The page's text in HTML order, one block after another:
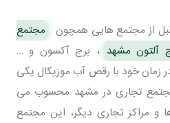
از مجتمع هایی همچون
مجتمع
آلتون مشهد ، برج آکسون و …
زمان خود با رقص آب موزیکال یکی
مجتمع تجاری در مشهد محسوب می
و مراکز تجاری دیگر، این مجتمع